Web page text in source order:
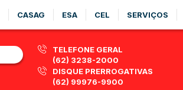
CASAG ESA CEL SERVIÇOS
TELEFONE GERAL
(62) 3238-2000
DISQUE PRERROGATIVAS
(62) 99976-9900